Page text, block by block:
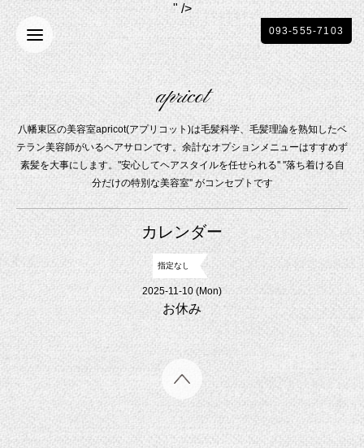
" />
apricot
八幡東区の美容室apricot(アプリコット)は毛髪科学、毛髪理論を熟知したベ
テラン美容師がいるヘアサロンです。余計なオプションメニューはすすめず
素髪を大事にします。"安心してヘアスタイルを任せられる'' ''落ち着ける自
分だけの特別な美容室'' がコンセプトです
093-555-7103
カレンダー
指定なし
2025-11-10 (Mon)
お休み